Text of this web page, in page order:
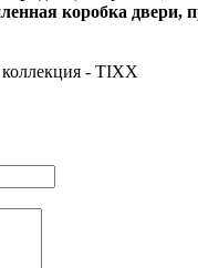
коробка двери,
- TIXX